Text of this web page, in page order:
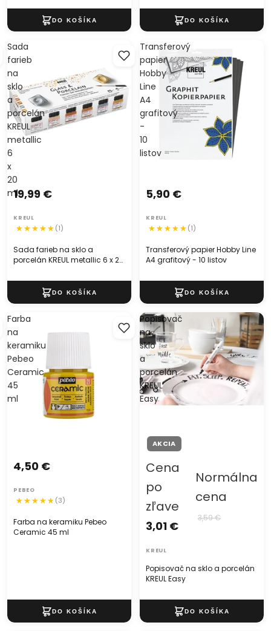
Sada
farieb
na
sklo
a
porcelán
KREUL
metallic
6
x
20
ml
Sada farieb na sklo a
porcelán KREUL metallic 6 x 20
19,99 €
KREUL
(1)
Transferový
papier
Hobby
Line
A4
grafitový
-
10
listov
Transferový papier Hobby Line
A4 grafitový - 10 listov
5,90 €
KREUL
(1)
Farba
na
keramiku
Pebeo
Ceramic
45
ml
Farba na keramiku Pebeo
Ceramic 45 ml
4,50 €
PEBEO
(3)
Popisovač
na
sklo
a
porcelán
KREUL
Easy
AKCIA
Popisovač na sklo a porcelán
KREUL Easy
Cena
po
zľave
3,01 €
Normálna
cena
3,59 €
KREUL